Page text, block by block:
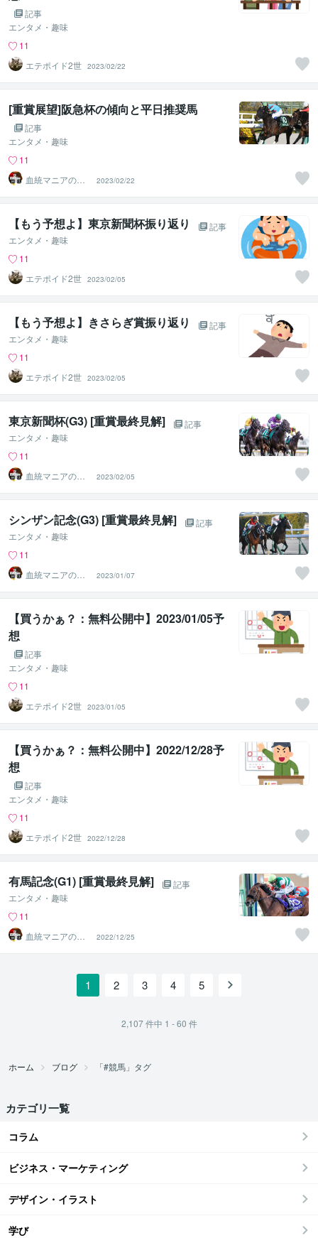
記事
エンタメ・趣味
11
エテポイド2世 2023/02/22
[重賞展望]阪急杯の傾向と平日推奨馬
記事
エンタメ・趣味
11
血統マニアの独
り言
2023/02/22
【もう予想よ】東京新聞杯振り返り
記事
エンタメ・趣味
11
エテポイド2世 2023/02/05
【もう予想よ】きさらぎ賞振り返り
記事
エンタメ・趣味
11
エテポイド2世 2023/02/05
東京新聞杯(G3) [重賞最終見解]
記事
エンタメ・趣味
11
血統マニアの独
り言
2023/02/05
シンザン記念(G3) [重賞最終見解]
記事
エンタメ・趣味
11
血統マニアの独
り言
2023/01/07
【買うかぁ？：無料公開中】2023/01/05予
想
記事
エンタメ・趣味
11
エテポイド2世 2023/01/05
【買うかぁ？：無料公開中】2022/12/28予
想
記事
エンタメ・趣味
11
エテポイド2世 2022/12/28
有馬記念(G1) [重賞最終見解]
記事
エンタメ・趣味
11
血統マニアの独
り言
2022/12/25
1 2 3 4 5
2,107件中 1 - 60 件
ホーム ブログ 「#競馬」タグ
カテゴリ一覧
コラム
ビジネス・マーケティング
デザイン・イラスト
学び